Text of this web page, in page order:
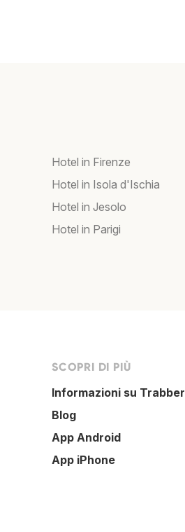
Hotel in Firenze
Hotel in Isola d'Ischia
Hotel in Jesolo
Hotel in Parigi
SCOPRI DI PIÙ
Informazioni su Trabber
Blog
App Android
App iPhone